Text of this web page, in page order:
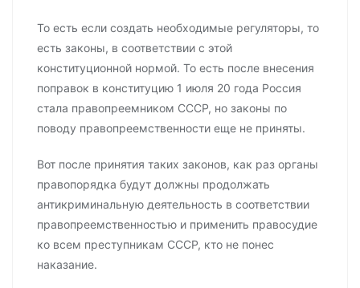
То есть если создать необходимые регуляторы, то
есть законы, в соответствии с этой
конституционной нормой. То есть после внесения
поправок в конституцию 1 июля 20 года Россия
стала правопреемником СССР, но законы по
поводу правопреемственности еще не приняты.
Вот после принятия таких законов, как раз органы
правопорядка будут должны продолжать
антикриминальную деятельность в соответствии
правопреемственностью и применить правосудие
ко всем преступникам СССР, кто не понес
наказание.